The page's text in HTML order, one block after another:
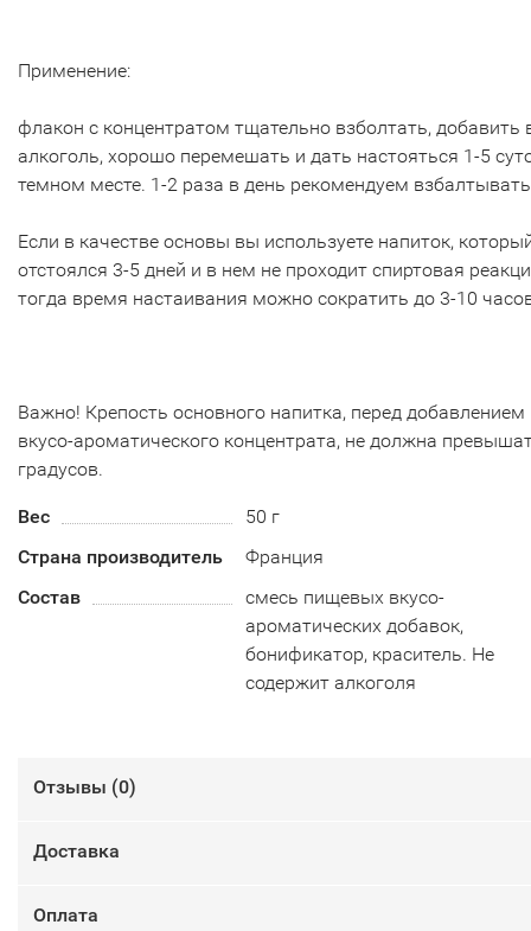
Применение:
флакон с концентратом тщательно взболтать, добавить
алкоголь, хорошо перемешать и дать настояться 1-5
темном месте. 1-2 раза в день рекомендуем
Если в качестве основы вы используете напиток,
отстоялся 3-5 дней и в нем не проходит спиртовая
тогда время настаивания можно сократить до 3-10
Важно! Крепость основного напитка, перед добавлением
вкусо-ароматического концентрата, не должна
градусов.
Вес
50 г
Страна производитель
Франция
Состав
смесь пищевых вкусо-
ароматических добавок,
бонификатор, краситель. Не
содержит алкоголя
Отзывы (0)
Доставка
Оплата